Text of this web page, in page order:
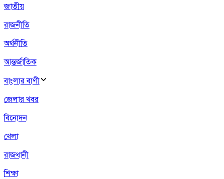
জাতীয়
রাজনীতি
অর্থনীতি
আন্তর্জাতিক
বাংলার বাণী
জেলার খবর
বিনোদন
খেলা
রাজধানী
শিক্ষা